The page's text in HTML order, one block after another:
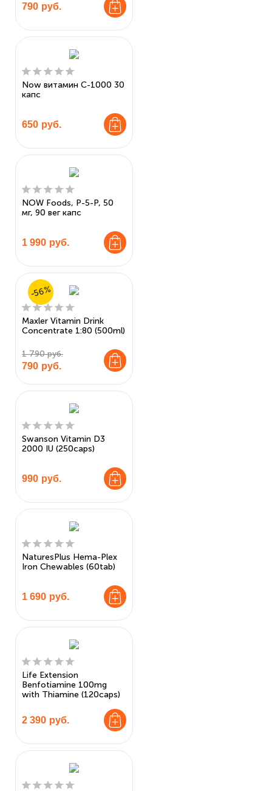
790 руб.
Now витамин С-1000 30
капс
650 руб.
NOW Foods, P-5-P, 50
мг, 90 вег капс
1 990 руб.
Maxler Vitamin Drink
Concentrate 1:80 (500ml)
1 790 руб.
790 руб.
-56%
Swanson Vitamin D3
2000 IU (250caps)
990 руб.
NaturesPlus Hema-Plex
Iron Chewables (60tab)
1 690 руб.
Life Extension
Benfotiamine 100mg
with Thiamine (120caps)
2 390 руб.